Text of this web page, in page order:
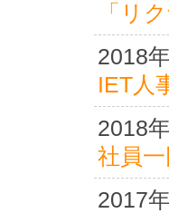
「リ
2018
IET人
2018
社員
2017